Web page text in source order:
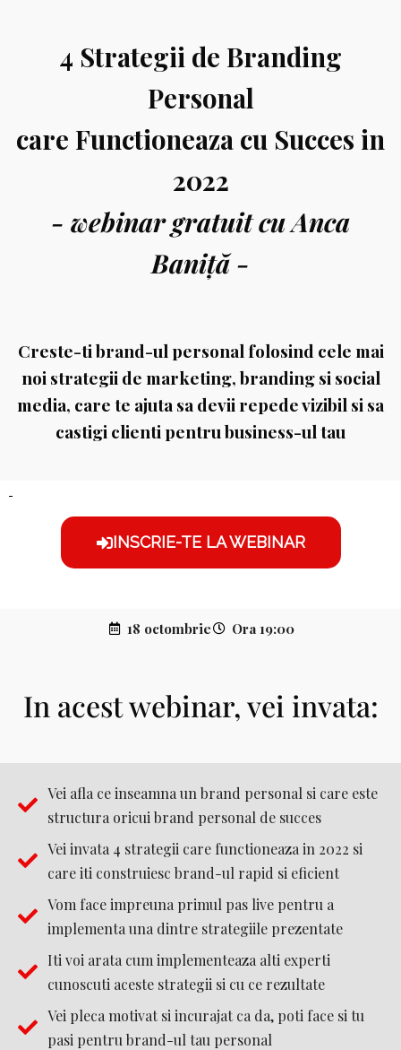
4 Strategii de Branding
Personal
care Functioneaza cu Succes in
2022
- webinargratuit cu Anca
Baniță -
Creste-ti brand-ul personal folosind cele mai
noi strategii de marketing, branding si social
media, care te ajuta sa devii repede vizibil si sa
castigi clienti pentru business-ul tau
INSCRIE-TE LA WEBINAR
18 octombrie Ora 19:00
In acest webinar, vei invata:
Vei afla ce inseamna un brand personal si care este
structura oricui brand personal de succes
Vei invata 4 strategii care functioneaza in 2022 si
care iti construiesc brand-ul rapid si eficient
Vom face impreuna primul pas live pentru a
implementa una dintre strategiile prezentate
Iti voi arata cum implementeaza alti experti
cunoscuti aceste strategii si cu ce rezultate
Vei pleca motivat si incurajat ca da, poti face si tu
pasi pentru brand-ul tau personal